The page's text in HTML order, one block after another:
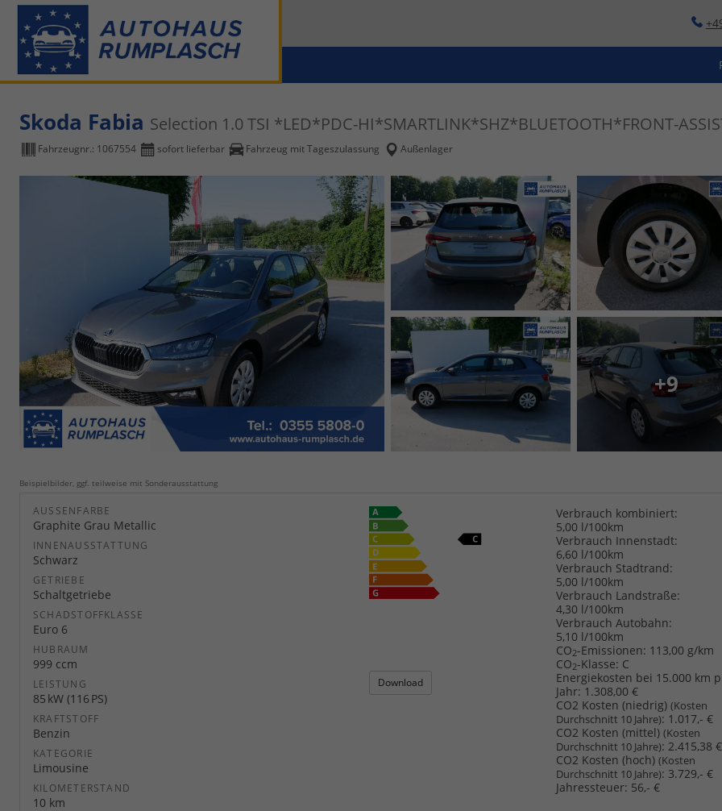
Skoda Fabia Selection 1.0 TSI *LED*PDC-HI*SMARTLINK*SHZ*BLUETOOTH*FRONT-
Fahrzeugnr.: 1067554 sofort lieferbar Fahrzeug mit Tageszulassung Außenlager
+9
Beispielbilder, ggf. teilweise mit Sonderausstattung
AUSSENFARBE
Graphite Grau Metallic
INNENAUSSTATTUNG
Schwarz
GETRIEBE
Schaltgetriebe
SCHADSTOFFKLASSE
Euro 6
HUBRAUM
999 ccm
LEISTUNG
85 kW (116 PS)
KRAFTSTOFF
Benzin
KATEGORIE
Limousine
KILOMETERSTAND
10 km
Verbrauch kombiniert:
5,00 l/100km
Verbrauch Innenstadt:
6,60 l/100km
Verbrauch Stadtrand:
5,00 l/100km
Verbrauch Landstraße:
4,30 l/100km
Verbrauch Autobahn:
5,10 l/100km
CO2-Emissionen: 113,00 g/km
CO2-Klasse: C
Download
Energiekosten bei 15.000 km
Jahr: 1.308,00 €
CO2 Kosten (niedrig) (Kosten
Durchschnitt 10 Jahre): 1.017,- €
CO2 Kosten (mittel) (Kosten
Durchschnitt 10 Jahre): 2.415,38 €
CO2 Kosten (hoch) (Kosten
Durchschnitt 10 Jahre): 3.729,- €
Jahressteuer: 56,- €